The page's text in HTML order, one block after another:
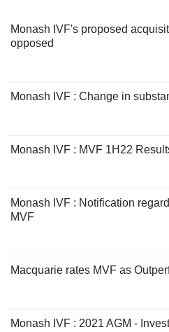
Monash IVF's proposed
opposed
Monash IVF : Change in
Monash IVF : MVF 1H22
Monash IVF : Notification
MVF
Macquarie rates MVF as
Monash IVF : 2021 AGM -